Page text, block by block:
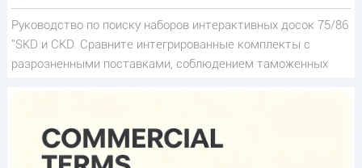
Руководство по поиску наборов интерактивных досок 75/86
"SKD и CKD. Сравните интегрированные комплекты с
разрозненными поставками, соблюдением таможенных